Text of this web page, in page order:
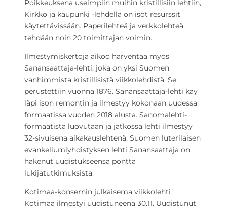
Poikkeuksena useimpiin muihin kristillisiin lehtiin,
Kirkko ja kaupunki -lehdellä on isot resurssit
käytettävissään. Paperilehteä ja verkkolehteä
tehdään noin 20 toimittajan voimin.
Ilmestymiskertoja aikoo harventaa myös
Sanansaattaja-lehti, joka on yksi Suomen
vanhimmista kristillisistä viikkolehdistä. Se
perustettiin vuonna 1876. Sanansaattaja-lehti käy
läpi ison remontin ja ilmestyy kokonaan uudessa
formaatissa vuoden 2018 alusta. Sanomalehti-
formaatista luovutaan ja jatkossa lehti ilmestyy
32-sivuisena aikakauslehtenä. Suomen luterilaisen
evankeliumiyhdistyksen lehti Sanansaattaja on
hakenut uudistukseensa pontta
lukijatutkimuksista.
Kotimaa-konsernin julkaisema viikkolehti
Kotimaa ilmestyi uudistuneena 30.11. Uudistunut